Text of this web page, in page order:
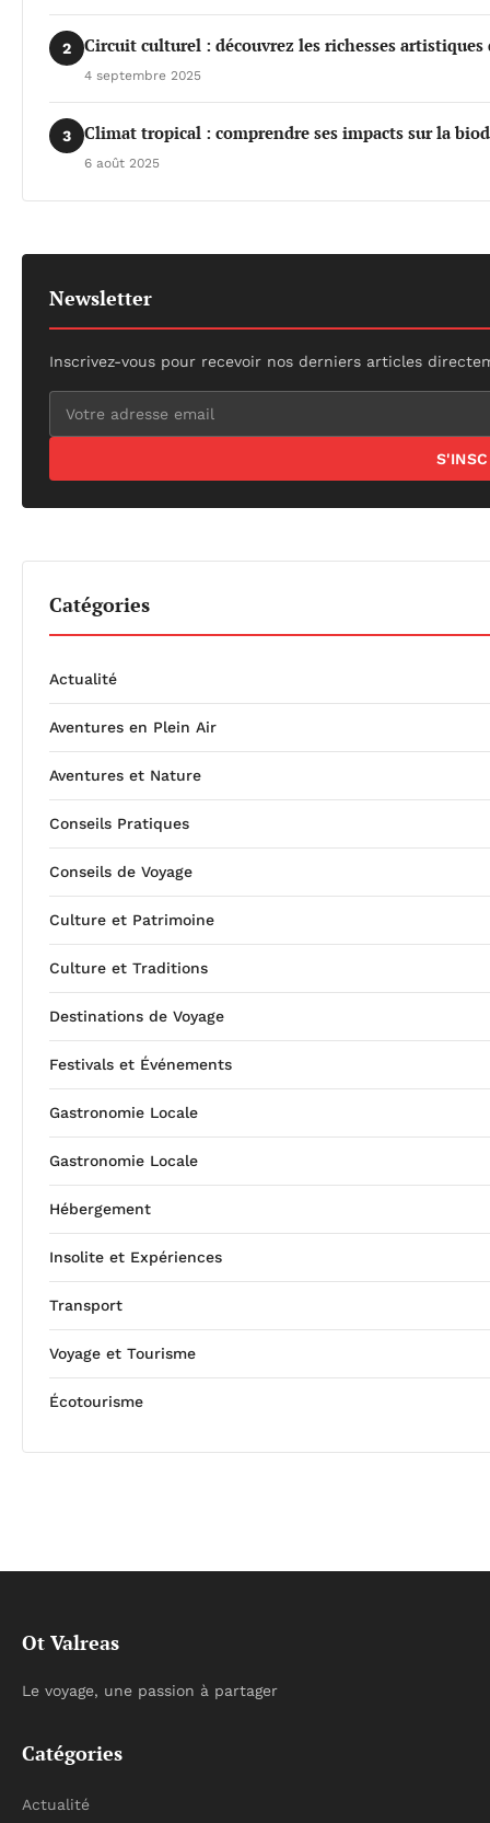
2 Circuit culturel : découvrez les richesses artistiques
4 septembre 2025
3 Climat tropical : comprendre ses impacts sur la
6 août 2025
Newsletter
Inscrivez-vous pour recevoir nos derniers articles
Catégories
Actualité
Aventures en Plein Air
Aventures et Nature
Conseils Pratiques
Conseils de Voyage
Culture et Patrimoine
Culture et Traditions
Destinations de Voyage
Festivals et Événements
Gastronomie Locale
Gastronomie Locale
Hébergement
Insolite et Expériences
Transport
Voyage et Tourisme
Écotourisme
Ot Valreas
Le voyage, une passion à partager
Catégories
Actualité